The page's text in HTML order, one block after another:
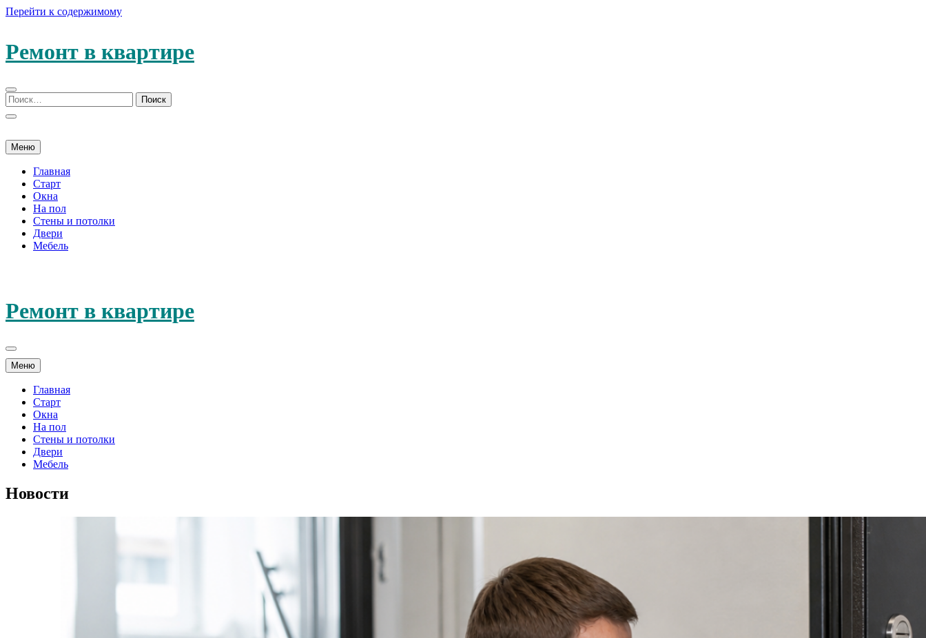
Перейти к содержимому
Ремонт в квартире
Меню
Главная
Старт
Окна
На пол
Стены и потолки
Двери
Мебель
Ремонт в квартире
Меню
Главная
Старт
Окна
На пол
Стены и потолки
Двери
Мебель
Новости